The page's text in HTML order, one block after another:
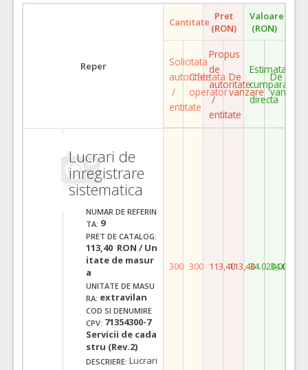
Reper
Cantitate Pret
(RON)
Valoare
(RON)
Solicitata
autoritate
/
entitate
Ofertata
operator
Propus
de
autoritate
/
entitate
De
vanzare
Estimata
cumparare
directa
De
vanzare
Lucrari de
inregistrare
sistematica
NUMAR DE REFERIN
TA: 9
PRET DE CATALOG:
113,40 RON / Un
itate de masur
a
UNITATE DE MASU
RA: extravilan
COD SI DENUMIRE
CPV: 71354300-7
Servicii de cada
stru (Rev.2)
DESCRIERE: Lucrari
300 300 113,40113,4034.020,00